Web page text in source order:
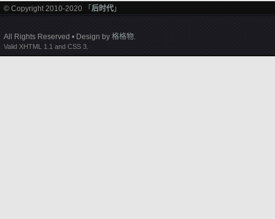
© Copyright 2010-2020 「 后时代 」
All Rights Reserved • Design by 格格物.
Valid XHTML 1.1 and CSS 3.